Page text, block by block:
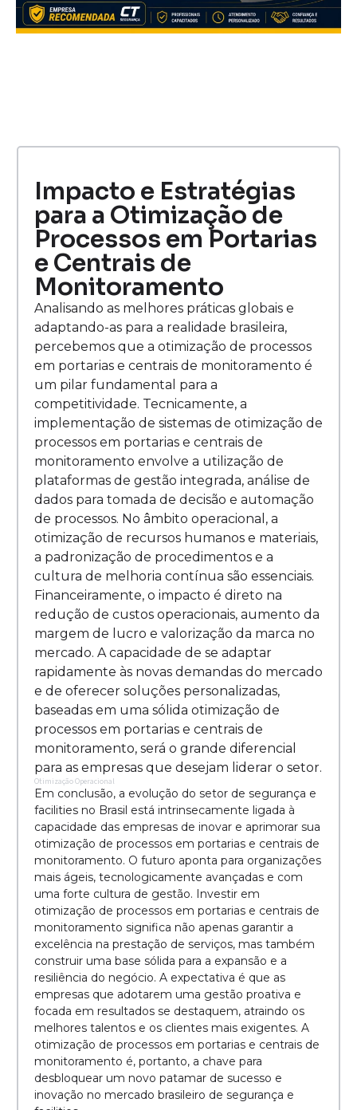
Impacto e Estratégias
para a Otimização de
Processos em Portarias
e Centrais de
Monitoramento
Analisando as melhores práticas globais e
adaptando-as para a realidade brasileira,
percebemos que a otimização de processos
em portarias e centrais de monitoramento é
um pilar fundamental para a
competitividade. Tecnicamente, a
implementação de sistemas de otimização de
processos em portarias e centrais de
monitoramento envolve a utilização de
plataformas de gestão integrada, análise de
dados para tomada de decisão e automação
de processos. No âmbito operacional, a
otimização de recursos humanos e materiais,
a padronização de procedimentos e a
cultura de melhoria contínua são essenciais.
Financeiramente, o impacto é direto na
redução de custos operacionais, aumento da
margem de lucro e valorização da marca no
mercado. A capacidade de se adaptar
rapidamente às novas demandas do mercado
e de oferecer soluções personalizadas,
baseadas em uma sólida otimização de
processos em portarias e centrais de
monitoramento, será o grande diferencial
para as empresas que desejam liderar o setor.
Otimização Operacional
Em conclusão, a evolução do setor de segurança e
facilities no Brasil está intrinsecamente ligada à
capacidade das empresas de inovar e aprimorar sua
otimização de processos em portarias e centrais de
monitoramento. O futuro aponta para organizações
mais ágeis, tecnologicamente avançadas e com
uma forte cultura de gestão. Investir em
otimização de processos em portarias e centrais de
monitoramento significa não apenas garantir a
excelência na prestação de serviços, mas também
construir uma base sólida para a expansão e a
resiliência do negócio. A expectativa é que as
empresas que adotarem uma gestão proativa e
focada em resultados se destaquem, atraindo os
melhores talentos e os clientes mais exigentes. A
otimização de processos em portarias e centrais de
monitoramento é, portanto, a chave para
desbloquear um novo patamar de sucesso e
inovação no mercado brasileiro de segurança e